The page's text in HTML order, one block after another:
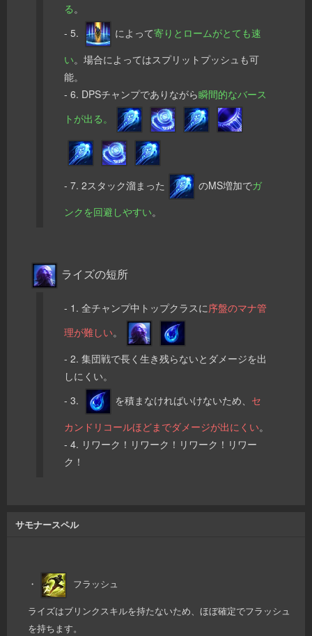
る。
- 5.
によって寄りとロームがとても速
い。場合によってはスプリットプッシュも可
能。
- 6. DPSチャンプでありながら瞬間的なバース
トが出る。
- 7. 2スタック溜まった のMS増加でガ
ンクを回避しやすい。
ライズの短所
- 1. 全チャンプ中トップクラスに序盤のマナ管
理が難しい。
- 2. 集団戦で長く生き残らないとダメージを出
しにくい。
- 3.
を積まなければいけないため、 セ
カンドリコールほどまでダメージが出にくい。
- 4. リワーク！リワーク！リワーク！リワー
ク！
サモナースペル
・ フラッシュ
ライズはブリンクスキルを持たないため、ほぼ確定でフラッシュ
を持ちます。